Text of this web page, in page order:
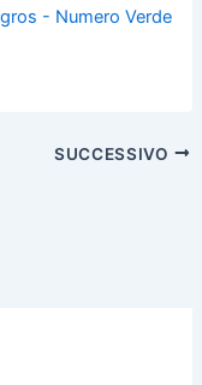
- Numero Verde
SUCCESSIVO